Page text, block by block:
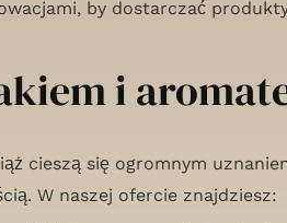
by dostarczać
i
cieszą się ogromnym
W naszej ofercie znajdziesz: